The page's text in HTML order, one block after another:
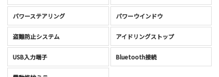
パワーステアリング パワーウインドウ
盗難防止システム アイドリングストップ
USB入力端子 Bluetooth接続